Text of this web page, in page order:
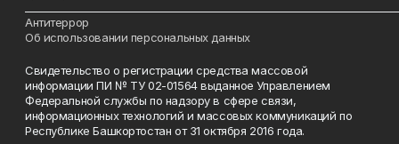
Антитеррор
Об использовании персональных данных
Свидетельство о регистрации средства массовой
информации ПИ № ТУ 02-01564 выданное Управлением
Федеральной службы по надзору в сфере связи,
информационных технологий и массовых коммуникаций по
Республике Башкортостан от 31 октября 2016 года.